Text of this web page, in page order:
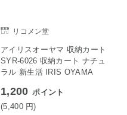
リコメン堂
アイリスオーヤマ 収納カート
SYR-6026 収納カート ナチュ
ラル 新生活 IRIS OYAMA
1,200 ポイント
(5,400 円)